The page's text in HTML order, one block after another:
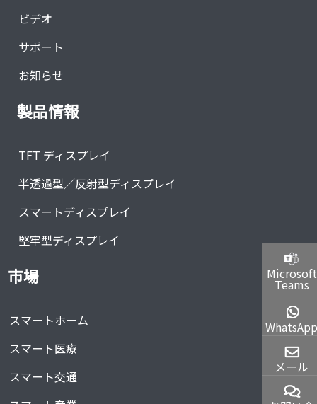
ビデオ
サポート
お知らせ
製品情報
TFT ディスプレイ
半透過型／反射型ディスプレイ
スマートディスプレイ
堅牢型ディスプレイ
市場
スマートホーム
スマート医療
スマート交通
Microsoft
Teams
WhatsApp
メール